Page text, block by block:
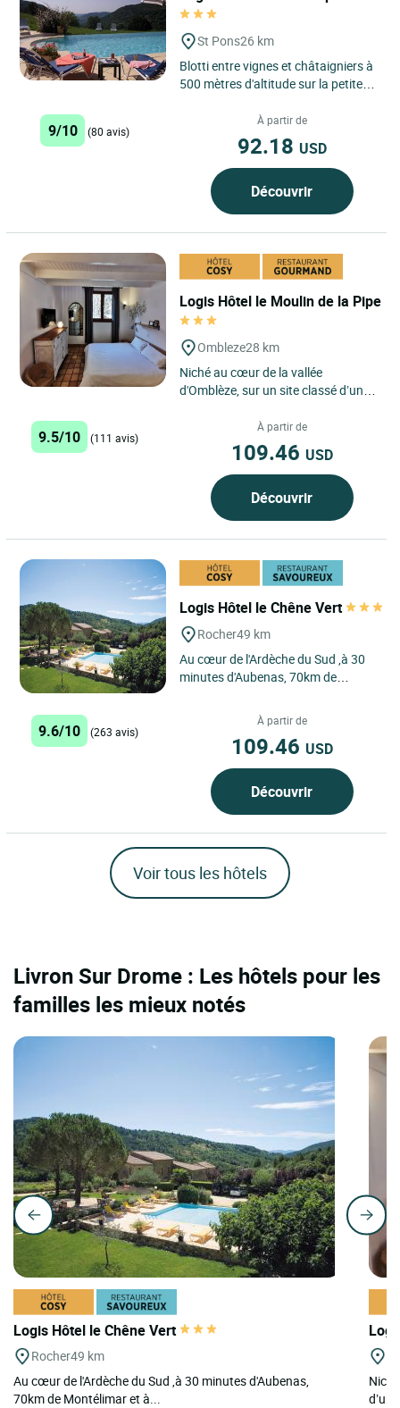
St Pons26 km
Blotti entre vignes et châtaigniers à
500 mètres d'altitude sur la petite
9/10 (80 avis)
À partir de
92.18 USD
Découvrir
Logis Hôtel le Moulin de la Pipe
Ombleze28 km
Niché au cœur de la vallée
d'Omblèze, sur un site classé d’une
Hôtel le Moulin de...
9.5/10 (111 avis)
À partir de
109.46 USD
Découvrir
Logis Hôtel le Chêne Vert
Rocher49 km
Au cœur de l'Ardèche du Sud ,à 30
minutes d'Aubenas, 70km de
médiévale de Largentière...
9.6/10 (263 avis)
À partir de
109.46 USD
Découvrir
Voir tous les hôtels
Livron Sur Drome : Les hôtels pour les
familles les mieux notés
Logis Hôtel le Chêne Vert
Rocher49 km
Au cœur de l'Ardèche du Sud ,à 30 minutes d'Aubenas,
70km de Montélimar et à...